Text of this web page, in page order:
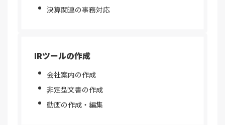
決算関連の事務対応
IRツールの作成
会社案内の作成
非定型文書の作成
動画の作成・編集